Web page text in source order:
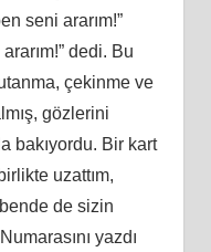
seni ararım!”
dedi. Bu
çekinme ve
gözlerini
bakıyordu. Bir kart
uzattım,
de sizin
yazdı